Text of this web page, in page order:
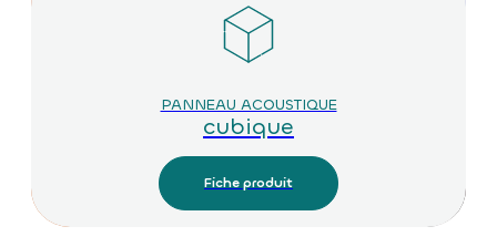
PANNEAU ACOUSTIQUE
cubique
Fiche produit